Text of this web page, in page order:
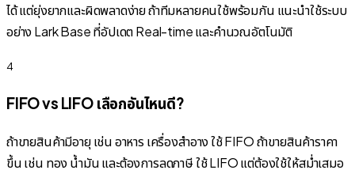
ได้ แต่ยุ่งยากและผิดพลาดง่าย ถ้าทีมหลายคนใช้พร้อมกัน แนะนำใช้ระบบ
อย่าง Lark Base ที่อัปเดต Real-time และคำนวณอัตโนมัติ
4
FIFO vs LIFO เลือกอันไหนดี?
ถ้าขายสินค้ามีอายุ เช่น อาหาร เครื่องสำอาง ใช้ FIFO ถ้าขายสินค้าราคา
ขึ้น เช่น ทอง น้ำมัน และต้องการลดภาษี ใช้ LIFO แต่ต้องใช้ให้สม่ำเสมอ